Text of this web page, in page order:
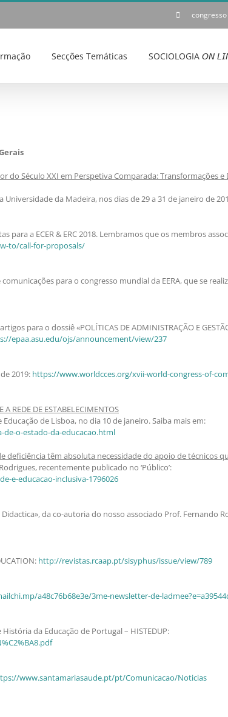
congresso
Secções Temáticas SOCIOLOGIA 𝘖𝘕
do Século XXI em Perspetiva Comparada: Transformações
da Madeira, nos dias de 29 a 31 de janeiro de
a ECER & ERC 2018. Lembramos que os membros
to/call-for-proposals/
para o congresso mundial da EERA, que se
para o dossiê «POLÍTICAS DE ADMINISTRAÇÃO E
epaa.asu.edu/ojs/announcement/view/237
2019: https://www.worldcces.org/xvii-world-congress-of-
REDE DE ESTABELECIMENTOS
de Lisboa, no dia 10 de janeiro. Saiba mais em:
o-estado-da-educacao.html
deficiência têm absoluta necessidade do apoio de técnicos
recentemente publicado no ‘Público’:
e-educacao-inclusiva-1796026
da co-autoria do nosso associado Prof. Fernando
http://revistas.rcaap.pt/sisyphus/issue/view/789
a48c76b68e3e/3me-newsletter-de-
da Educação de Portugal – HISTEDUP:
www.santamariasaude.pt/pt/Comunicacao/Noticias